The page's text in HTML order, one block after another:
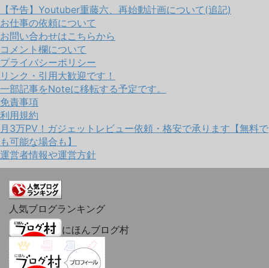
【予告】Youtuber重藤六、再始動計画について(追記)
お仕事の依頼について
お問い合わせはこちらから
コメント欄について
プライバシーポリシー
リンク・引用大歓迎です！
一部記事をNoteに移転する予定です。
免責事項
利用規約
月3万PV！ガジェットレビュー依頼・格安で承ります【無料で
も可能な場合も】
運営者情報や運営方針
人気ブログランキング
にほんブログ村